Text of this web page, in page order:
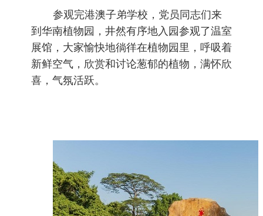
参观完港澳子弟学校，党员同志们来
到华南植物园，井然有序地入园参观了温室
展馆，大家愉快地徜徉在植物园里，呼吸着
新鲜空气，欣赏和讨论葱郁的植物，满怀欣
喜，气氛活跃。